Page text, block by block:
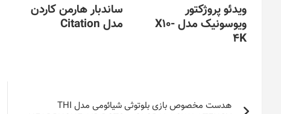
ویدئو پروژکتور
ویوسونیک مدل X10-
4K
ساندبار هارمن کاردن
مدل Citation
هدست مخصوص بازی بلوتوثی شیائومی مدل THI